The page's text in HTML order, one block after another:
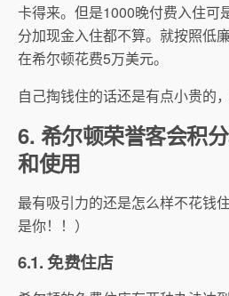
卡得来。但是1000晚付费入住可
分加现金入住都不算。就按照低
在希尔顿花费5万美元。
自己掏钱住的话还是有点小贵的
6. 希尔顿荣誉客会积
和使用
最有吸引力的还是怎么样不花钱
是你！！）
6.1. 免费住店